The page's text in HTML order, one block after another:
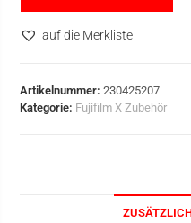
auf die Merkliste
Artikelnummer:230425207
Kategorie: Fujifilm X Zubehör